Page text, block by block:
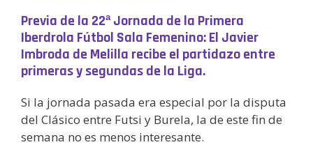
Previa de la 22ª Jornada de la Primera
Iberdrola Fútbol Sala Femenino: El Javier
Imbroda de Melilla recibe el partidazo entre
primeras y segundas de la Liga.
Si la jornada pasada era especial por la disputa
del Clásico entre Futsi y Burela, la de este fin de
semana no es menos interesante.